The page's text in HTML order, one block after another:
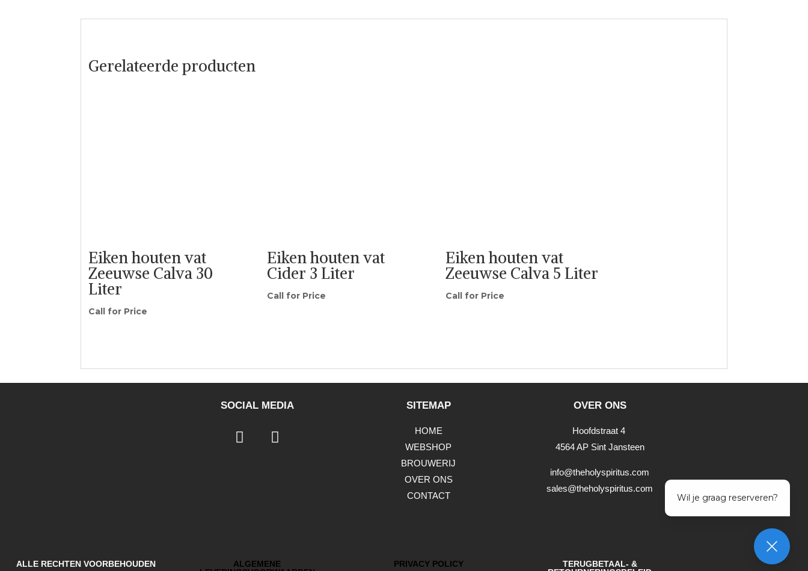
Gerelateerde producten
Eiken houten vat
Zeeuwse Calva 30
Liter
Call for Price
Eiken houten vat
Cider 3 Liter
Call for Price
Eiken houten vat
Zeeuwse Calva 5 Liter
Call for Price
SOCIAL MEDIA SITEMAP
HOME
WEBSHOP
BROUWERIJ
OVER ONS
CONTACT
OVER ONS
Hoofdstraat 4
4564 AP Sint Jansteen
info@theholyspiritus.com
sales@theholyspiritus.com
ALLE RECHTEN VOORBEHOUDEN
ALGEMENE
PRIVACY POLICY
TERUGBETAAL- &